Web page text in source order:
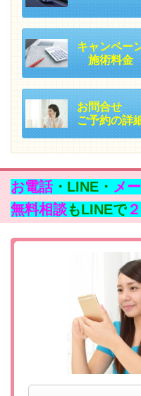
キャンペー
施術料金
お問合せ
ご予約の詳
お電話 ・LINE・ メ
無料相談もLINEで